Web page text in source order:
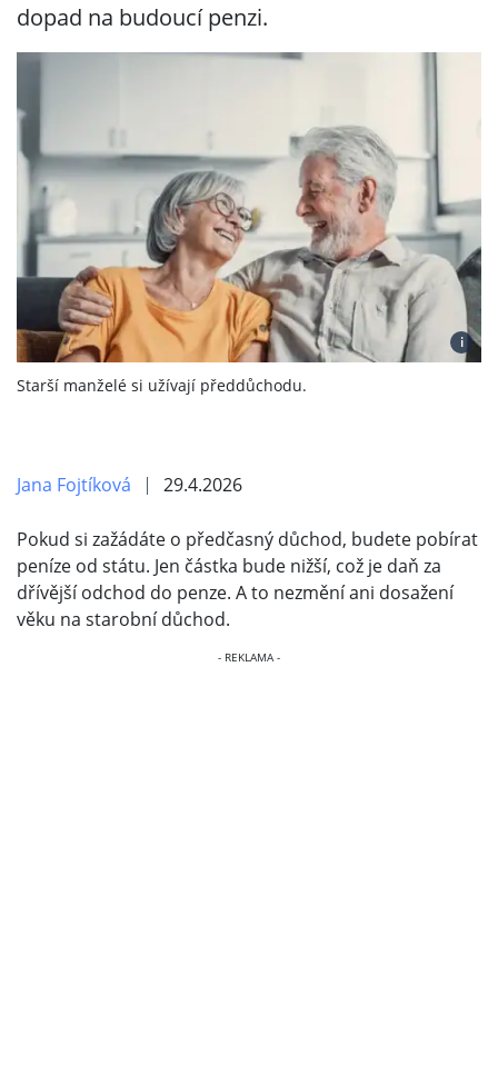
dopad na budoucí penzi.
i
Starší manželé si užívají předdůchodu.
Jana Fojtíková 29.4.2026
Pokud si zažádáte o předčasný důchod, budete pobírat
peníze od státu. Jen částka bude nižší, což je daň za
dřívější odchod do penze. A to nezmění ani dosažení
věku na starobní důchod.